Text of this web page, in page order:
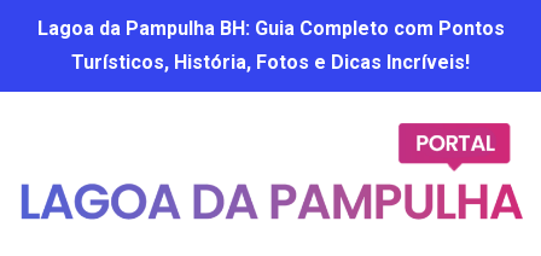
Lagoa da Pampulha BH: Guia Completo com Pontos
Turísticos, História, Fotos e Dicas Incríveis!